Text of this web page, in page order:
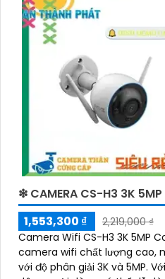
❇ CAMERA CS-H3 3K 5MP
1,553,300 ₫
2,219,000 ₫
Camera Wifi CS-H3 3K 5MP
camera wifi chất lượng cao,
với độ phân giải 3K và 5MP. Với khả năng kết nối không